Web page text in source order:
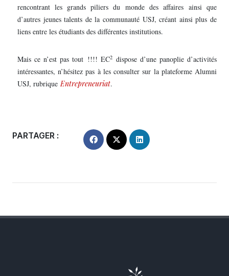
rencontrant les grands piliers du monde des affaires ainsi que
d’autres jeunes talents de la communauté USJ, créant ainsi plus de
liens entre les étudiants des différentes institutions.
Mais ce n’est pas tout !!!! EC2dispose d’une panoplie d’activités
intéressantes, n’hésitez pas à les consulter sur la plateforme Alumni
USJ, rubriqueEntrepreneuriat.
PARTAGER :